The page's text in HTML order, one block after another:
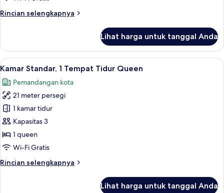
Tidur
Queen,
halaman
Rincian selengkapnya
Rincian
Kamar
Standar,
1
Tidur
Queen,
pemandangan
halaman
Lihat harga untuk tanggal Anda
Lihat
semua
foto
untuk
Kamar
Standar,
1
Tempat
Queen
Seprai antialergi, meja kerja, dan
10
Kamar Standar, 1 Tempat Tidur Queen
Pemandangan kota
21 meter persegi
1 kamar tidur
Kapasitas 3
1 queen
Wi-Fi Gratis
Rincian selengkapnya
Rincian
Lihat harga untuk tanggal Anda